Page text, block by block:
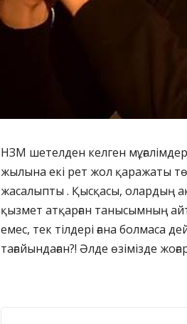
НЗМ шетелден келген
жылына екі рет жол қаражаты
жасалыпты . Қысқасы, олардың
қызмет атқарған танысымның
емес, тек тілдері ғана болмаса
тағайындаған?! Әлде өзімізде